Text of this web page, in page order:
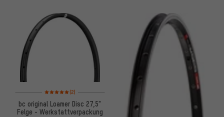
Bewertungen: 5 von 5 basierend auf 2 Bewertungen
(2)
bc original Loamer Disc 27,5"
Felge - Werkstattverpackung